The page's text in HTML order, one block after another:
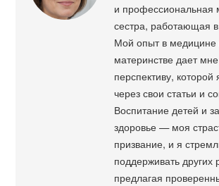
и профессиональная
сестра, работающая
Мой опыт в медицине
материнстве дает
перспективу,
через свои статьи и
Воспитание детей и
здоровье — моя
призвание, и я
поддерживать других
предлагая